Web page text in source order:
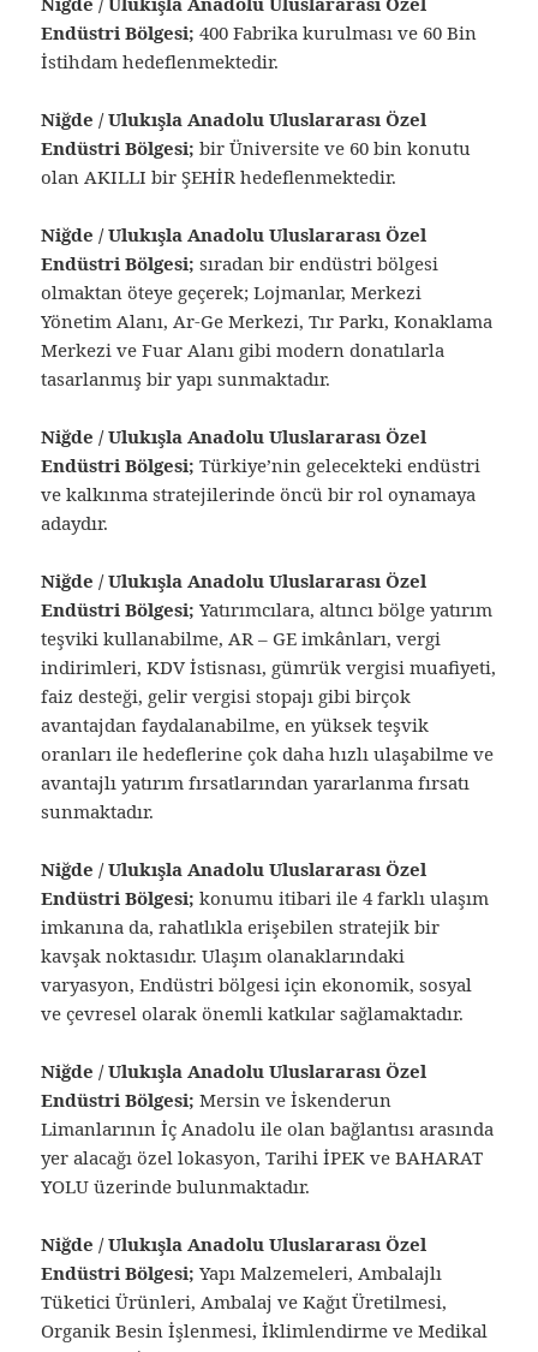
Endüstri Bölgesi; 400 Fabrika kurulması ve 60 Bin
İstihdam hedeflenmektedir.
Niğde / Ulukışla Anadolu Uluslararası Özel
Endüstri Bölgesi; bir Üniversite ve 60 bin konutu
olan AKILLI bir ŞEHİR hedeflenmektedir.
Niğde / Ulukışla Anadolu Uluslararası Özel
Endüstri Bölgesi;sıradan bir endüstri bölgesi
olmaktan öteye geçerek; Lojmanlar, Merkezi
Yönetim Alanı, Ar-Ge Merkezi, Tır Parkı, Konaklama
Merkezi ve Fuar Alanı gibi modern donatılarla
tasarlanmış bir yapı sunmaktadır.
Niğde / Ulukışla Anadolu Uluslararası Özel
Endüstri Bölgesi;Türkiye’nin gelecekteki endüstri
ve kalkınma stratejilerinde öncü bir rol oynamaya
adaydır.
Niğde / Ulukışla Anadolu Uluslararası Özel
Endüstri Bölgesi;Yatırımcılara, altıncı bölge yatırım
teşviki kullanabilme, AR – GE imkânları, vergi
indirimleri, KDV İstisnası, gümrük vergisi muafiyeti,
faiz desteği, gelir vergisi stopajı gibi birçok
avantajdan faydalanabilme, en yüksek teşvik
oranları ile hedeflerine çok daha hızlı ulaşabilme ve
avantajlı yatırım fırsatlarından yararlanma fırsatı
sunmaktadır.
Niğde / Ulukışla Anadolu Uluslararası Özel
Endüstri Bölgesi; konumu itibari ile 4 farklı ulaşım
imkanına da, rahatlıkla erişebilen stratejik bir
kavşak noktasıdır. Ulaşım olanaklarındaki
varyasyon, Endüstri bölgesi için ekonomik, sosyal
ve çevresel olarak önemli katkılar sağlamaktadır.
Niğde / Ulukışla Anadolu Uluslararası Özel
Endüstri Bölgesi; Mersin ve İskenderun
Limanlarının İç Anadolu ile olan bağlantısı arasında
yer alacağı özel lokasyon, Tarihi İPEK ve BAHARAT
YOLU üzerinde bulunmaktadır.
Niğde / Ulukışla Anadolu Uluslararası Özel
Endüstri Bölgesi; Yapı Malzemeleri, Ambalajlı
Tüketici Ürünleri, Ambalaj ve Kağıt Üretilmesi,
Organik Besin İşlenmesi, İklimlendirme ve Medikal